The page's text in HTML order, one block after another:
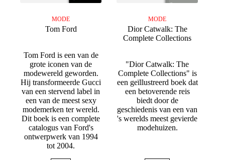
MODE
Tom Ford
Tom Ford is een van de
grote iconen van de
modewereld geworden.
Hij transformeerde Gucci
van een stervend label in
een van de meest sexy
modemerken ter wereld.
Dit boek is een complete
catalogus van Ford's
ontwerpwerk van 1994
tot 2004.
MODE
Dior Catwalk: The
Complete Collections
"Dior Catwalk: The
Complete Collections" is
een geïllustreerd boek dat
een betoverende reis
biedt door de
geschiedenis van een van
's werelds meest gevierde
modehuizen.